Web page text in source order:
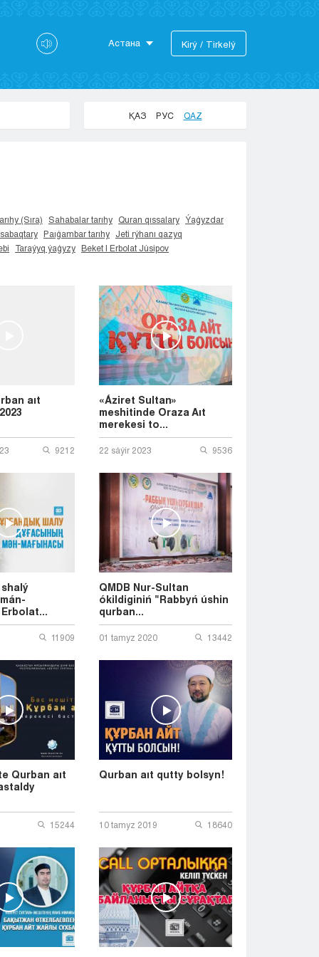
Астана
Aktobe
Kostanaı
Kyzylorda
Pavlodar
Semeı
Taldykorgan
Taraz
Týrkestan
Ýralsk
Ýst-Kamenogorsk
Shymkent
Kіrý / Tіrkelý
ҚАЗ РУС QAZ
(Sıra) Sahabalar tarıhy Quran qıssalary
Ýaǵyzdar
sabaqtary Paıǵambar tarıhy
Jeti rýhanı qazyq
Taraýyq ýaǵyzy Beket | Erbolat Júsipov
aıt
9212
«Áziret Sultan»
meshitinde Oraza Aıt
merekesi to...
22 sáýіr 2023 9536
11909
QMDB Nur-Sultan
ókildiginiń "Rabbyń úshin
qurban...
01 tamyz 2020 13442
Qurban aıt
15244
Qurban aıt qutty bolsyn!
10 tamyz 2019 18640